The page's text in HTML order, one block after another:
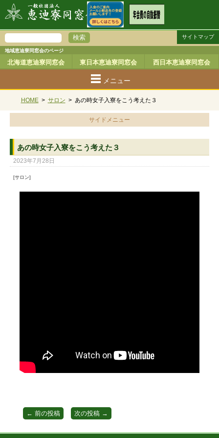
地域恵迪寮同窓会のページ
北海道恵迪寮同窓会 東日本恵迪寮同窓会 西日本恵迪寮同窓会
サイトマップ
メニュー
HOME > サロン > あの時女子入寮をこう考えた３
サイドメニュー
あの時女子入寮をこう考えた３
2023年7月28日
[サロン]
← 前の投稿 次の投稿 →